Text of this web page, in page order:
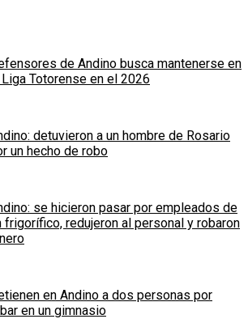
de Andino busca mantenerse en
Liga Totorense en el 2026
detuvieron a un hombre de Rosario
un hecho de robo
se hicieron pasar por empleados de
frigorífico, redujeron al personal y robaron
en Andino a dos personas por
en un gimnasio